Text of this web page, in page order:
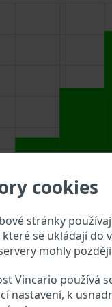
cookies
stránky
se ukládají do
mohly
Vincario používá
nastavení, k
zadejte VIN do